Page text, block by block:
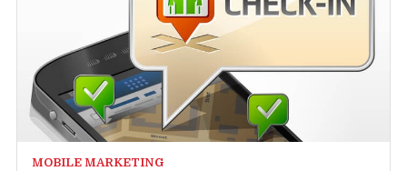
MOBILE MARKETING